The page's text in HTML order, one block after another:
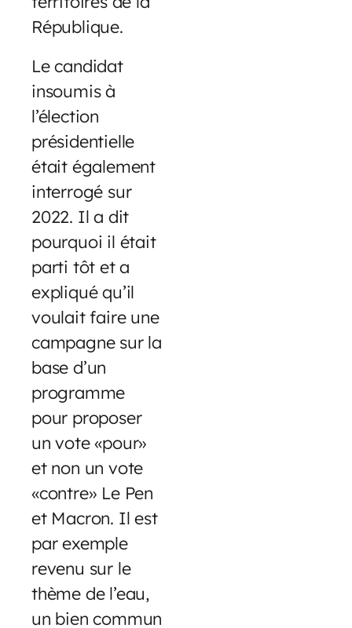
République.
Le candidat
insoumis à
l’élection
présidentielle
était également
interrogé sur
2022. Il a dit
pourquoi il était
parti tôt et a
expliqué qu’il
voulait faire une
campagne sur la
base d’un
programme
pour proposer
un vote «pour»
et non un vote
«contre» Le Pen
et Macron. Il est
par exemple
revenu sur le
thème de l’eau,
un bien commun